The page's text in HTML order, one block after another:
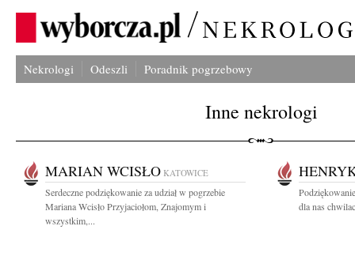
Nekrologi Odeszli Poradnik pogrzebowy
Inne nekrologi
MARIAN WCISŁO KATOWICE
Serdeczne podziękowanie za udział w pogrzebie
Mariana Wcisło Przyjaciołom, Znajomym i
wszystkim,...
dla nas